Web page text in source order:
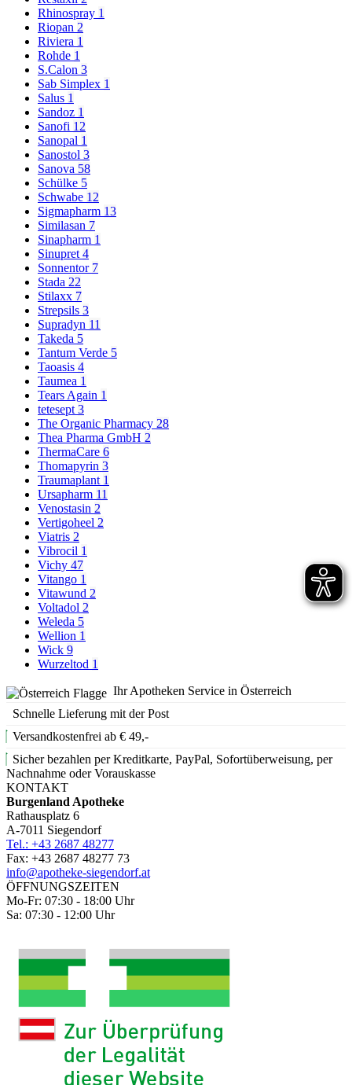
Rhinospray 1
Riopan 2
Riviera 1
Rohde 1
S.Calon 3
Sab Simplex 1
Salus 1
Sandoz 1
Sanofi 12
Sanopal 1
Sanostol 3
Sanova 58
Schülke 5
Schwabe 12
Sigmapharm 13
Similasan 7
Sinapharm 1
Sinupret 4
Sonnentor 7
Stada 22
Stilaxx 7
Strepsils 3
Supradyn 11
Takeda 5
Tantum Verde 5
Taoasis 4
Taumea 1
Tears Again 1
tetesept 3
The Organic Pharmacy 28
Thea Pharma GmbH 2
ThermaCare 6
Thomapyrin 3
Traumaplant 1
Ursapharm 11
Venostasin 2
Vertigoheel 2
Viatris 2
Vibrocil 1
Vichy 47
Vitango 1
Vitawund 2
Voltadol 2
Weleda 5
Wellion 1
Wick 9
Wurzeltod 1
Ihr Apotheken Service in Österreich
Schnelle Lieferung mit der Post
Versandkostenfrei ab € 49,-
Sicher bezahlen per Kreditkarte, PayPal, Sofortüberweisung, per
Nachnahme oder Vorauskasse
KONTAKT
Burgenland Apotheke
Rathausplatz 6
A-7011 Siegendorf
Tel.: +43 2687 48277
Fax: +43 2687 48277 73
info@apotheke-siegendorf.at
ÖFFNUNGSZEITEN
Mo-Fr: 07:30 - 18:00 Uhr
Sa: 07:30 - 12:00 Uhr